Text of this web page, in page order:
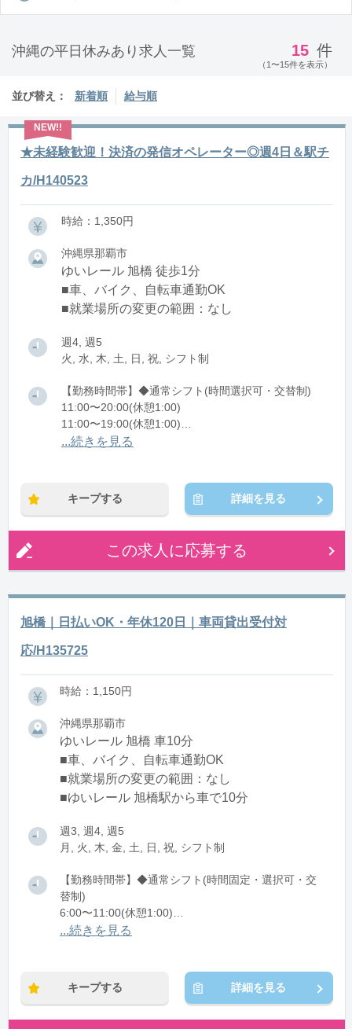
沖縄の平日休みあり求人一覧 15 件
（1〜15件を表示）
並び替え： 新着順 給与順
★未経験歓迎！決済の発信オペレーター◎週4日＆駅チ
カ/H140523
時給：1,350円
沖縄県那覇市
ゆいレール 旭橋 徒歩1分
■車、バイク、自転車通勤OK
■就業場所の変更の範囲：なし
週4, 週5
火, 水, 木, 土, 日, 祝, シフト制
【勤務時間帯】◆通常シフト(時間選択可・交替制)
11:00〜20:00(休憩1:00)
11:00〜19:00(休憩1:00)
11:00〜18:00(休憩1:00)
...続きを見る
キープする 詳細を見る
この求人に応募する
旭橋｜日払いOK・年休120日｜車両貸出受付対
応/H135725
時給：1,150円
沖縄県那覇市
ゆいレール 旭橋 車10分
■車、バイク、自転車通勤OK
■就業場所の変更の範囲：なし
■ゆいレール 旭橋駅から車で10分
週3, 週4, 週5
月, 火, 木, 金, 土, 日, 祝, シフト制
【勤務時間帯】◆通常シフト(時間固定・選択可・交
替制)
6:00〜11:00(休憩1:00)
6:00〜15:00(休憩1:00)
※残業：0〜5時間程度/月
...続きを見る
キープする 詳細を見る